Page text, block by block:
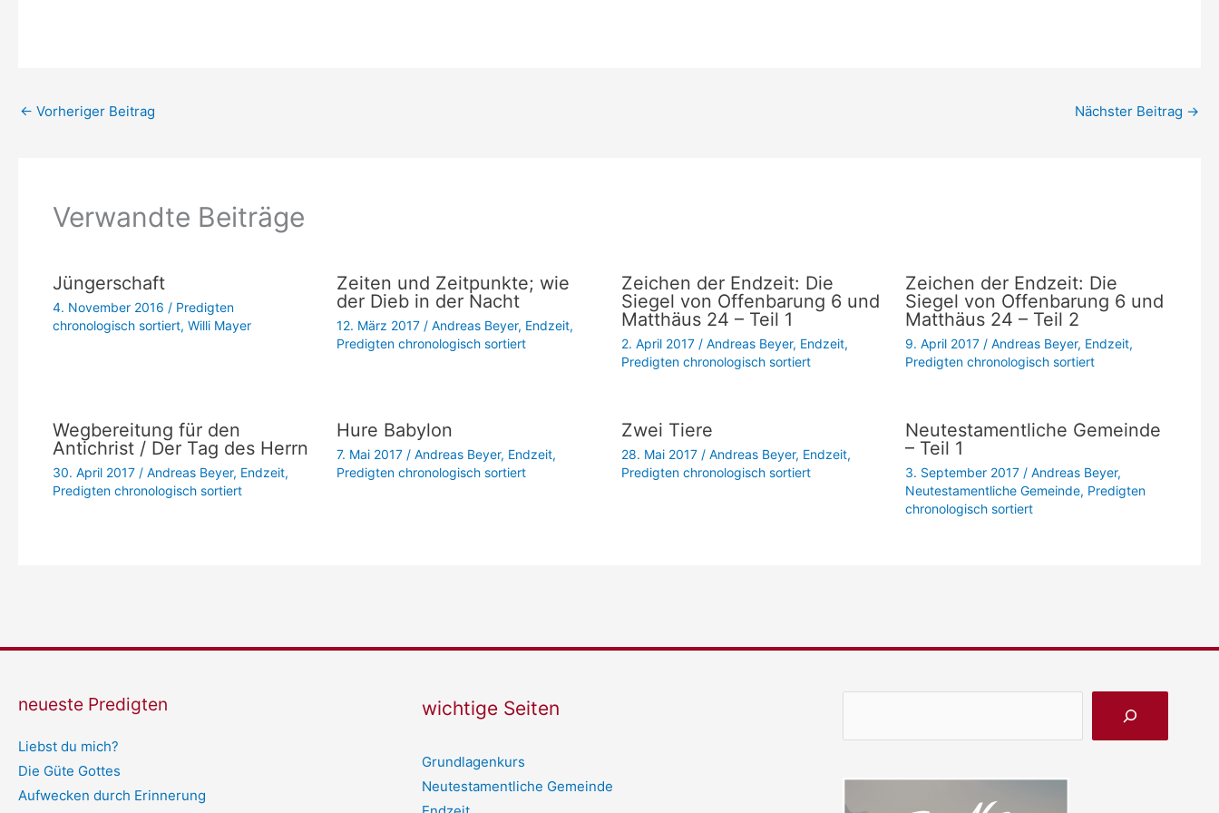
← Vorheriger Beitrag Nächster Beitrag →
Verwandte Beiträge
Jüngerschaft
4. November 2016 / Predigten
chronologisch sortiert, Willi Mayer
Zeiten und Zeitpunkte; wie
der Dieb in der Nacht
12. März 2017 / Andreas Beyer, Endzeit,
Predigten chronologisch sortiert
Zeichen der Endzeit: Die
Siegel von Offenbarung 6 und
Matthäus 24 – Teil 1
2. April 2017 / Andreas Beyer, Endzeit,
Predigten chronologisch sortiert
Zeichen der Endzeit: Die
Siegel von Offenbarung 6 und
Matthäus 24 – Teil 2
9. April 2017 / Andreas Beyer, Endzeit,
Predigten chronologisch sortiert
Wegbereitung für den
Antichrist / Der Tag des Herrn
30. April 2017 / Andreas Beyer, Endzeit,
Predigten chronologisch sortiert
Hure Babylon
7. Mai 2017 / Andreas Beyer, Endzeit,
Predigten chronologisch sortiert
Zwei Tiere
28. Mai 2017 / Andreas Beyer, Endzeit,
Predigten chronologisch sortiert
Neutestamentliche Gemeinde
– Teil 1
3. September 2017 / Andreas Beyer,
Neutestamentliche Gemeinde, Predigten
chronologisch sortiert
neueste Predigten
Liebst du mich?
Die Güte Gottes
Aufwecken durch Erinnerung
wichtige Seiten
Grundlagenkurs
Neutestamentliche Gemeinde